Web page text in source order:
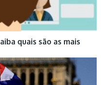
quais são as mais